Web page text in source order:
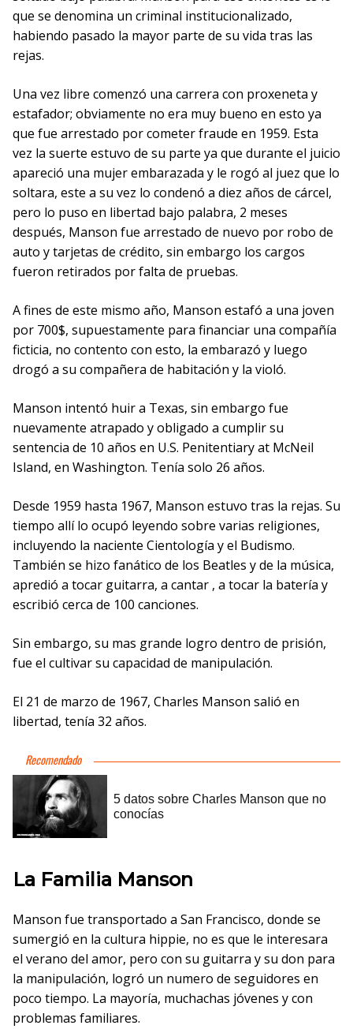
que se denomina un criminal institucionalizado,
habiendo pasado la mayor parte de su vida tras las
rejas.
Una vez libre comenzó una carrera con proxeneta y
estafador; obviamente no era muy bueno en esto ya
que fue arrestado por cometer fraude en 1959. Esta
vez la suerte estuvo de su parte ya que durante el juicio
apareció una mujer embarazada y le rogó al juez que lo
soltara, este a su vez lo condenó a diez años de cárcel,
pero lo puso en libertad bajo palabra, 2 meses
después, Manson fue arrestado de nuevo por robo de
auto y tarjetas de crédito, sin embargo los cargos
fueron retirados por falta de pruebas.
A fines de este mismo año, Manson estafó a una joven
por 700$, supuestamente para financiar una compañía
ficticia, no contento con esto, la embarazó y luego
drogó a su compañera de habitación y la violó.
Manson intentó huir a Texas, sin embargo fue
nuevamente atrapado y obligado a cumplir su
sentencia de 10 años en U.S. Penitentiary at McNeil
Island, en Washington. Tenía solo 26 años.
Desde 1959 hasta 1967, Manson estuvo tras la rejas. Su
tiempo allí lo ocupó leyendo sobre varias religiones,
incluyendo la naciente Cientología y el Budismo.
También se hizo fanático de los Beatles y de la música,
apredió a tocar guitarra, a cantar , a tocar la batería y
escribió cerca de 100 canciones.
Sin embargo, su mas grande logro dentro de prisión,
fue el cultivar su capacidad de manipulación.
El 21 de marzo de 1967, Charles Manson salió en
libertad, tenía 32 años.
La Familia Manson
Manson fue transportado a San Francisco, donde se
sumergió en la cultura hippie, no es que le interesara
el verano del amor, pero con su guitarra y su don para
la manipulación, logró un numero de seguidores en
poco tiempo. La mayoría, muchachas jóvenes y con
problemas familiares.